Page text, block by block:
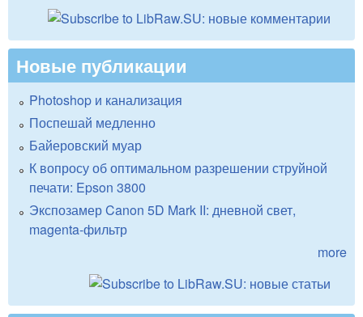
Новые публикации
Photoshop и канализация
Поспешай медленно
Байеровский муар
К вопросу об оптимальном разрешении струйной
печати: Epson 3800
Экспозамер Canon 5D Mark II: дневной свет,
magenta-фильтр
more